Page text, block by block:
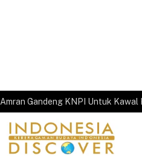
Gandeng KNPI Untuk